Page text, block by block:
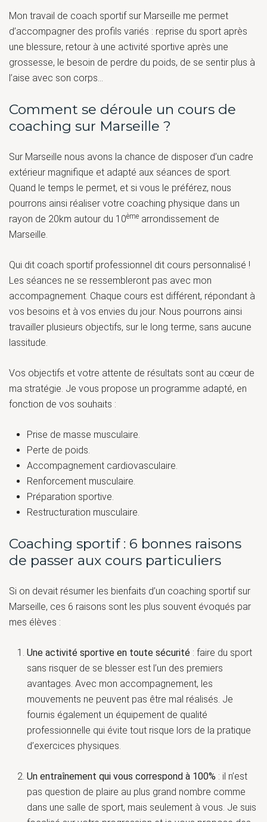
Mon travail de coach sportif sur Marseille me permet
d’accompagner des profils variés : reprise du sport après
une blessure, retour à une activité sportive après une
grossesse, le besoin de perdre du poids, de se sentir plus à
l’aise avec son corps…
Comment se déroule un cours de
coaching sur Marseille ?
Sur Marseille nous avons la chance de disposer d’un cadre
extérieur magnifique et adapté aux séances de sport.
Quand le temps le permet, et si vous le préférez, nous
pourrons ainsi réaliser votre coaching physique dans un
rayon de 20km autour du 10ème arrondissement de
Marseille.
Qui dit coach sportif professionnel dit cours personnalisé !
Les séances ne se ressembleront pas avec mon
accompagnement. Chaque cours est différent, répondant à
vos besoins et à vos envies du jour. Nous pourrons ainsi
travailler plusieurs objectifs, sur le long terme, sans aucune
lassitude.
Vos objectifs et votre attente de résultats sont au cœur de
ma stratégie. Je vous propose un programme adapté, en
fonction de vos souhaits :
Prise de masse musculaire.
Perte de poids.
Accompagnement cardiovasculaire.
Renforcement musculaire.
Préparation sportive.
Restructuration musculaire.
Coaching sportif : 6 bonnes raisons
de passer aux cours particuliers
Si on devait résumer les bienfaits d’un coaching sportif sur
Marseille, ces 6 raisons sont les plus souvent évoqués par
mes élèves :
Une activité sportive en toute sécurité : faire du sport
sans risquer de se blesser est l’un des premiers
avantages. Avec mon accompagnement, les
mouvements ne peuvent pas être mal réalisés. Je
fournis également un équipement de qualité
professionnelle qui évite tout risque lors de la pratique
d’exercices physiques.
Un entraînement qui vous correspond à 100% : il n’est
pas question de plaire au plus grand nombre comme
dans une salle de sport, mais seulement à vous. Je suis